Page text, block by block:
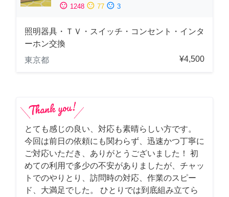
sentiment_satisfied 1248 sentiment_neutral 77 sentiment_dissatisfied 3
照明器具・ＴＶ・スイッチ・コンセント・インタ
ーホン交換
東京都
¥4,500
とても感じの良い、対応も素晴らしい方です。
今回は前日の依頼にも関わらず、迅速かつ丁寧に
ご対応いただき、ありがとうございました！ 初
めての利用で多少の不安がありましたが、チャッ
トでのやりとり、訪問時の対応、作業のスピー
ド、大満足でした。 ひとりでは到底組み立てら